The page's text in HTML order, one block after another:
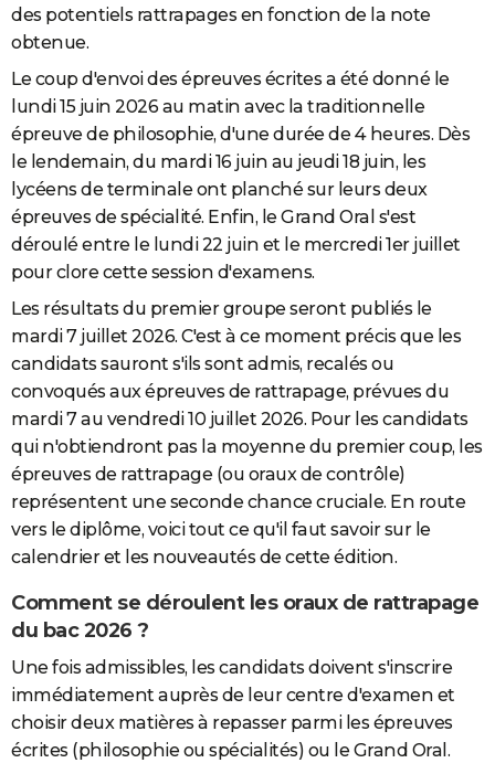
FORUM
des potentiels rattrapages en fonction de la note
obtenue.
Le coup d'envoi des épreuves écrites a été donné le
lundi 15 juin 2026 au matin avec la traditionnelle
épreuve de philosophie, d'une durée de 4 heures. Dès
le lendemain, du mardi 16 juin au jeudi 18 juin, les
lycéens de terminale ont planché sur leurs deux
épreuves de spécialité. Enfin, le Grand Oral s'est
déroulé entre le lundi 22 juin et le mercredi 1er juillet
pour clore cette session d'examens.
Les résultats du premier groupe seront publiés le
mardi 7 juillet 2026. C'est à ce moment précis que les
candidats sauront s'ils sont admis, recalés ou
convoqués aux épreuves de rattrapage, prévues du
mardi 7 au vendredi 10 juillet 2026. Pour les candidats
qui n'obtiendront pas la moyenne du premier coup, les
épreuves de rattrapage (ou oraux de contrôle)
représentent une seconde chance cruciale. En route
vers le diplôme, voici tout ce qu'il faut savoir sur le
calendrier et les nouveautés de cette édition.
Comment se déroulent les oraux de rattrapage
du bac 2026 ?
Une fois admissibles, les candidats doivent s'inscrire
immédiatement auprès de leur centre d'examen et
choisir deux matières à repasser parmi les épreuves
écrites (philosophie ou spécialités) ou le Grand Oral.